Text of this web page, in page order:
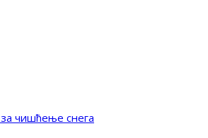
чишћење снега